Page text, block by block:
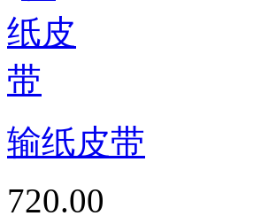
输纸皮带
720.00